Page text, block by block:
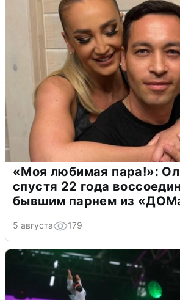
«Моя любимая пара!»:
спустя 22 года
бывшим парнем из
5 августа 179